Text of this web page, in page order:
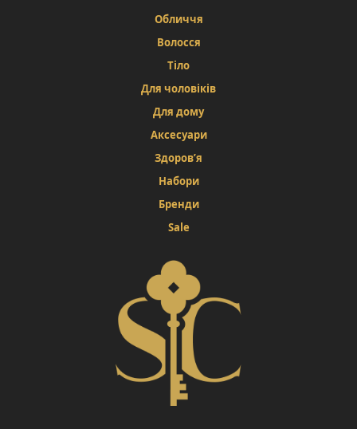
Обличчя
Волосся
Тіло
Для чоловіків
Для дому
Аксесуари
Здоров’я
Набори
Бренди
Sale